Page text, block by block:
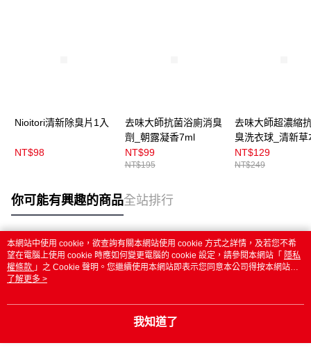
Nioitori清新除臭片1入
NT$98
去味大師抗菌浴廁消臭
劑_朝露凝香7ml
NT$99
NT$195
去味大師超濃縮
臭洗衣球_清新草
NT$129
NT$249
你可能有興趣的商品全站排行
熱門標籤
本網站中使用 cookie，欲查詢有關本網站使用 cookie 方式之詳情，及若您不希
望在電腦上使用 cookie 時應如何變更電腦的 cookie 設定，請參閱本網站「 隱私
權條款 」之 Cookie 聲明。您繼續使用本網站即表示您同意本公司得按本網站使
用條款之 Cookie 聲明使用 cookie。
了解更多 >
我知道了